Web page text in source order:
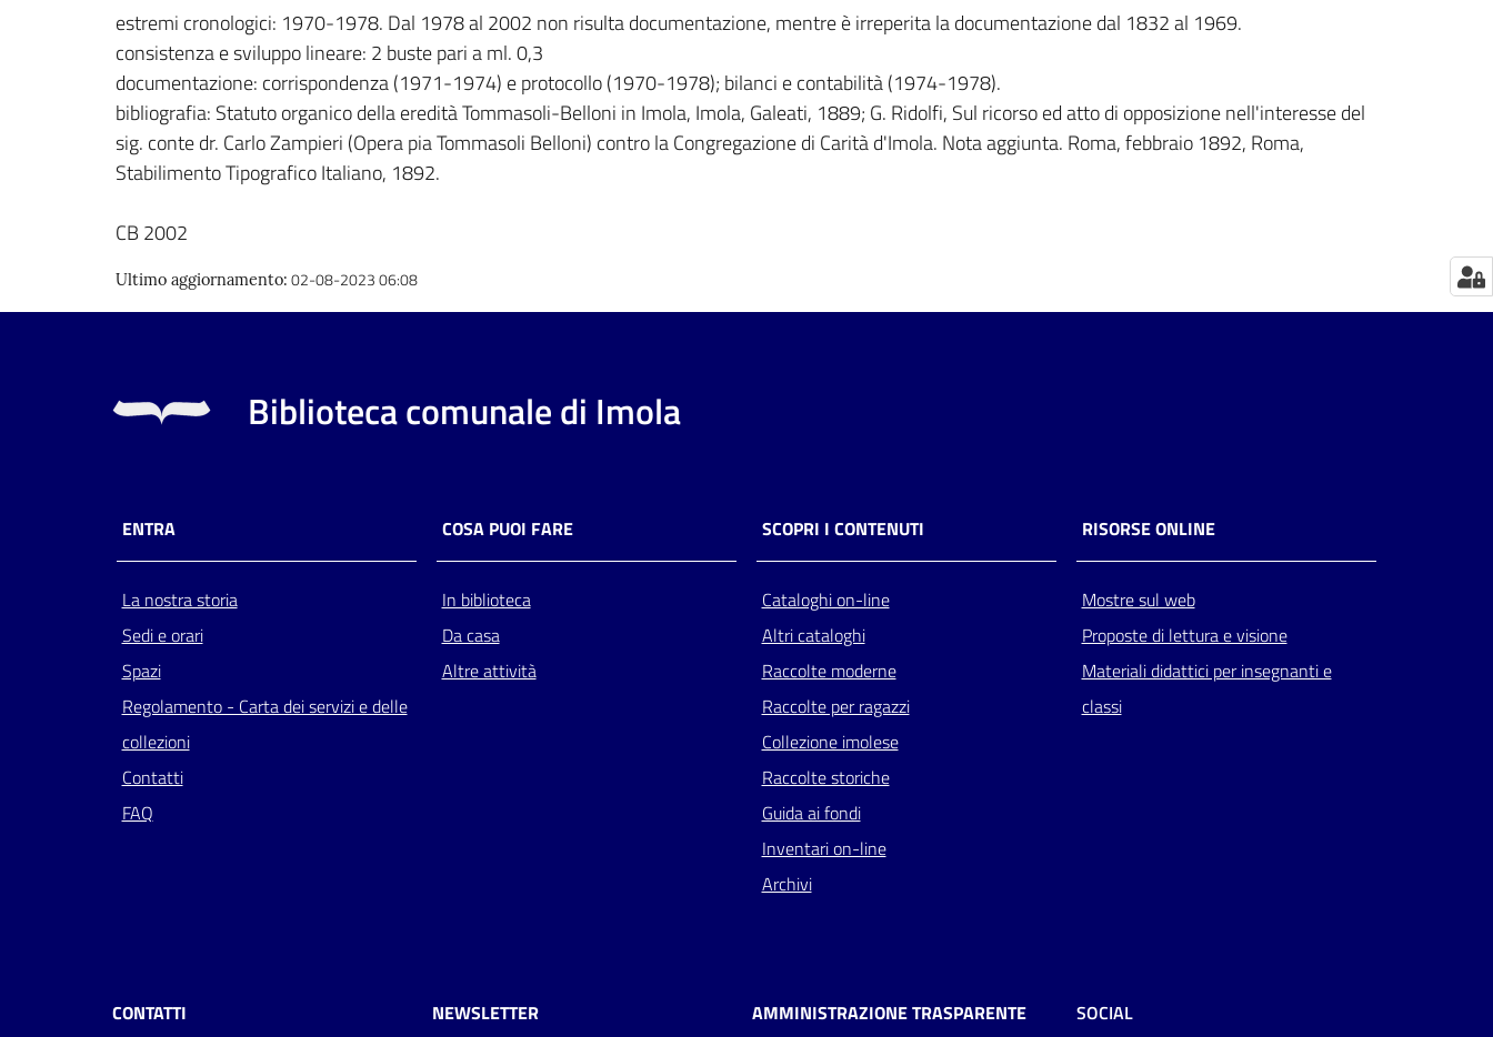
estremi cronologici: 1970-1978. Dal 1978 al 2002 non risulta documentazione, mentre è irreperita la documentazione dal 1832 al 1969.
consistenza e sviluppo lineare: 2 buste pari a ml. 0,3
documentazione: corrispondenza (1971-1974) e protocollo (1970-1978); bilanci e contabilità (1974-1978).
bibliografia: Statuto organico della eredità Tommasoli-Belloni in Imola, Imola, Galeati, 1889; G. Ridolfi, Sul ricorso ed atto di opposizione nell'interesse del
sig. conte dr. Carlo Zampieri (Opera pia Tommasoli Belloni) contro la Congregazione di Carità d'Imola. Nota aggiunta. Roma, febbraio 1892, Roma,
Stabilimento Tipografico Italiano, 1892.
CB 2002
Ultimo aggiornamento: 02-08-2023 06:08
Biblioteca comunale di Imola
ENTRA
La nostra storia
Sedi e orari
Spazi
Regolamento - Carta dei servizi e delle
collezioni
Contatti
FAQ
COSA PUOI FARE
In biblioteca
Da casa
Altre attività
SCOPRI I CONTENUTI
Cataloghi on-line
Altri cataloghi
Raccolte moderne
Raccolte per ragazzi
Collezione imolese
Raccolte storiche
Guida ai fondi
Inventari on-line
Archivi
RISORSE ONLINE
Mostre sul web
Proposte di lettura e visione
Materiali didattici per insegnanti e
classi
CONTATTI NEWSLETTER AMMINISTRAZIONE TRASPARENTE SOCIAL